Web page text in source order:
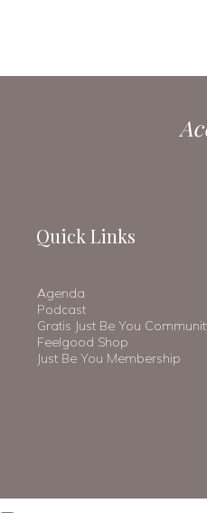
Quick Links
Agenda
Podcast
Gratis Just Be You
Feelgood Shop
Just Be You Membership